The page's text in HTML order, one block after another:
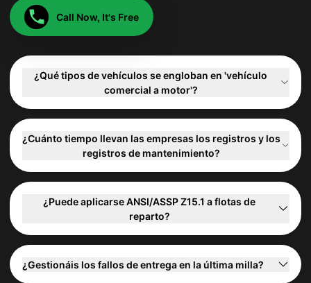
Call Now, It's Free
¿Qué tipos de vehículos se engloban en 'vehículo
comercial a motor'?
¿Cuánto tiempo llevan las empresas los registros y los
registros de mantenimiento?
¿Puede aplicarse ANSI/ASSP Z15.1 a flotas de
reparto?
¿Gestionáis los fallos de entrega en la última milla?